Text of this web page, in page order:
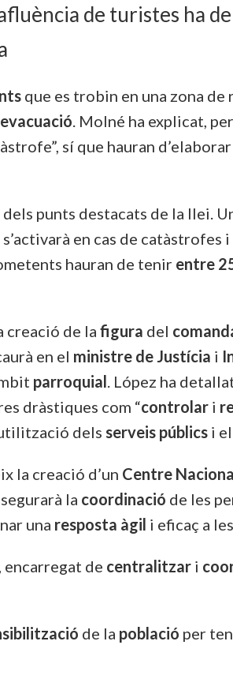
de turistes ha
que es trobin en una zona de
evacuació. Molné ha explicat,
sí que hauran
punts destacats de la llei.
s’activarà en cas de
hauran de tenir entre
creació de la figura del
en el ministre de Justícia i
parroquial. López ha
dràstiques com “controlar i
dels serveis públics i
la creació d’un Centre
la coordinació de les
una resposta àgil i eficaç a
encarregat de centralitzar i
de la població per